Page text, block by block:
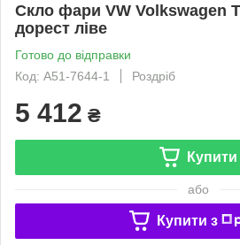
Скло фари VW Volkswagen
дорест ліве
Готово до відправки
Код: A51-7644-1
Роздріб
5 412 ₴
Купити
або
Купити з